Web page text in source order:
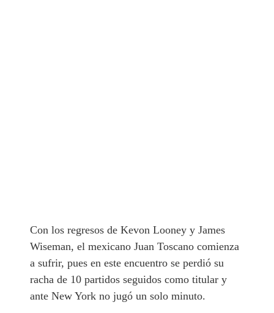
Con los regresos de Kevon Looney y James
Wiseman, el mexicano Juan Toscano comienza
a sufrir, pues en este encuentro se perdió su
racha de 10 partidos seguidos como titular y
ante New York no jugó un solo minuto.